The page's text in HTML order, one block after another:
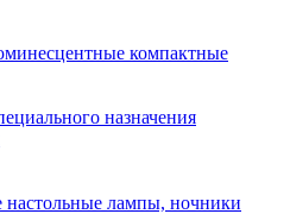
компактные
назначения
лампы, ночники